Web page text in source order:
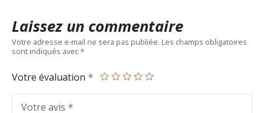
Laissez un commentaire
Votre adresse e-mail ne sera pas publiée. Les champs obligatoires
sont indiqués avec
Votre évaluation
Votre avis